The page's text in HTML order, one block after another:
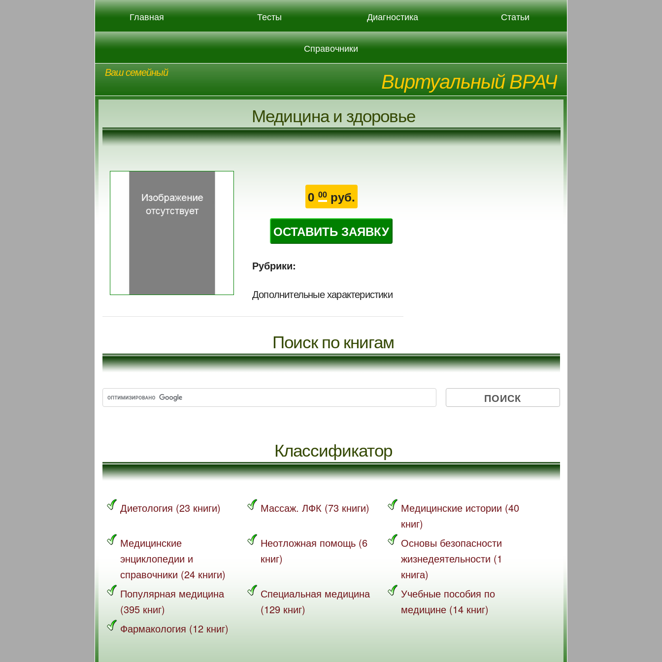
Главная Тесты Диагностика Статьи
Справочники
Ваш семейный Виртуальный ВРАЧ
Медицина и здоровье
0 00руб.
ОСТАВИТЬ ЗАЯВКУ
Рубрики:
Дополнительные характеристики
Поиск по книгам
Классификатор
Диетология (23 книги) Массаж. ЛФК (73 книги)
Медицинские истории (40
книг)
Медицинские
энциклопедии и
справочники (24 книги)
Неотложная помощь (6
книг)
Основы безопасности
жизнедеятельности (1
книга)
Популярная медицина
(395 книг)
Специальная медицина
(129 книг)
Учебные пособия по
медицине (14 книг)
Фармакология (12 книг)